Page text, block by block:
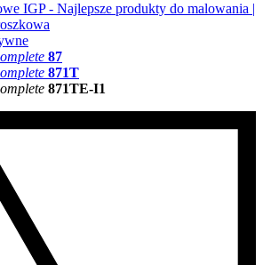
IGP - Najlepsze produkty do malowania |
87
871T
871TE-I1